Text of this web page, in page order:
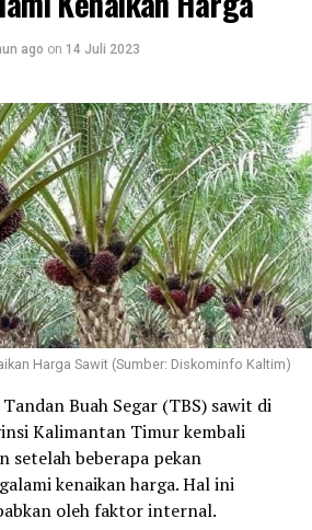
ago on 14 Juli 2023
Harga Sawit (Sumber: Diskominfo Kaltim)
Buah Segar (TBS) sawit di
Kalimantan Timur kembali
setelah beberapa pekan
kenaikan harga. Hal ini
oleh faktor internal.